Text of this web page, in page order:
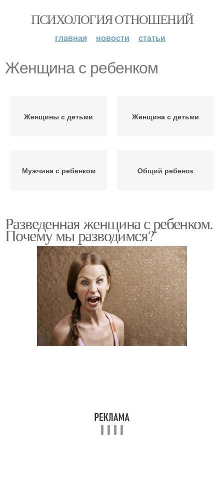
ПСИХОЛОГИЯ ОТНОШЕНИЙ
главная новости статьи
Женщина с ребенком
Женщины с детьми Женщина с детьми
Мужчина с ребенком Общий ребенок
Разведенная женщина с ребенком.
Почему мы разводимся?